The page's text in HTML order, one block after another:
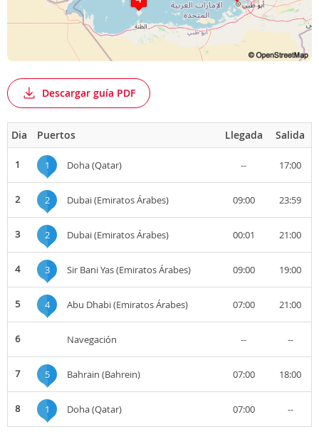
Descargar guía PDF
Dia Puertos Llegada Salida
1 1 Doha (Qatar) -- 17:00
2 2 Dubai (Emiratos Árabes) 09:00 23:59
3 2 Dubai (Emiratos Árabes) 00:01 21:00
4 3 Sir Bani Yas (Emiratos Árabes) 09:00 19:00
5 4 Abu Dhabi (Emiratos Árabes) 07:00 21:00
6 Navegación -- --
7 5 Bahrain (Bahrein) 07:00 18:00
8 1 Doha (Qatar) 07:00 --